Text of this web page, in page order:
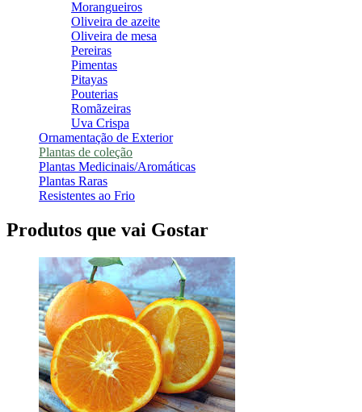
Morangueiros
Oliveira de azeite
Oliveira de mesa
Pereiras
Pimentas
Pitayas
Pouterias
Romãzeiras
Uva Crispa
Ornamentação de Exterior
Plantas de coleção
Plantas Medicinais/Aromáticas
Plantas Raras
Resistentes ao Frio
Produtos que vai Gostar